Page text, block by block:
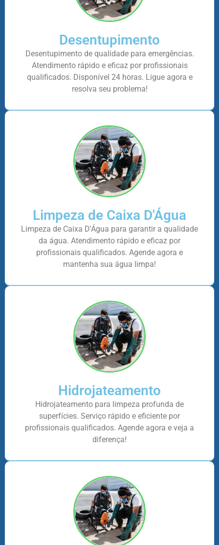
Desentupimento
Desentupimento de qualidade para emergências.
Atendimento rápido e eficaz por profissionais
qualificados. Disponível 24 horas. Ligue agora e
resolva seu problema!
Limpeza de Caixa D'Água
Limpeza de Caixa D'Água para garantir a qualidade
da água. Atendimento rápido e eficaz por
profissionais qualificados. Agende agora e
mantenha sua água limpa!
Hidrojateamento
Hidrojateamento para limpeza profunda de
superfícies. Serviço rápido e eficiente por
profissionais qualificados. Agende agora e veja a
diferença!